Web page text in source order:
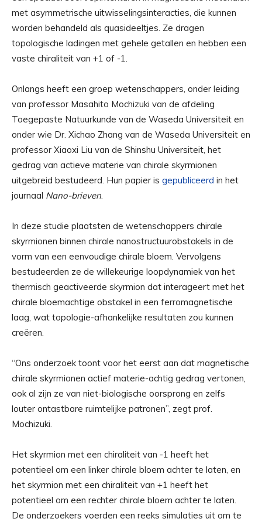
met asymmetrische uitwisselingsinteracties, die kunnen
worden behandeld als quasideeltjes. Ze dragen
topologische ladingen met gehele getallen en hebben een
vaste chiraliteit van +1 of -1.
Onlangs heeft een groep wetenschappers, onder leiding
van professor Masahito Mochizuki van de afdeling
Toegepaste Natuurkunde van de Waseda Universiteit en
onder wie Dr. Xichao Zhang van de Waseda Universiteit en
professor Xiaoxi Liu van de Shinshu Universiteit, het
gedrag van actieve materie van chirale skyrmionen
uitgebreid bestudeerd. Hun papier is gepubliceerd in het
journaal Nano-brieven.
In deze studie plaatsten de wetenschappers chirale
skyrmionen binnen chirale nanostructuurobstakels in de
vorm van een eenvoudige chirale bloem. Vervolgens
bestudeerden ze de willekeurige loopdynamiek van het
thermisch geactiveerde skyrmion dat interageert met het
chirale bloemachtige obstakel in een ferromagnetische
laag, wat topologie-afhankelijke resultaten zou kunnen
creëren.
“Ons onderzoek toont voor het eerst aan dat magnetische
chirale skyrmionen actief materie-achtig gedrag vertonen,
ook al zijn ze van niet-biologische oorsprong en zelfs
louter ontastbare ruimtelijke patronen”, zegt prof.
Mochizuki.
Het skyrmion met een chiraliteit van -1 heeft het
potentieel om een ​​linker chirale bloem achter te laten, en
het skyrmion met een chiraliteit van +1 heeft het
potentieel om een ​​rechter chirale bloem achter te laten.
De onderzoekers voerden een reeks simulaties uit om te